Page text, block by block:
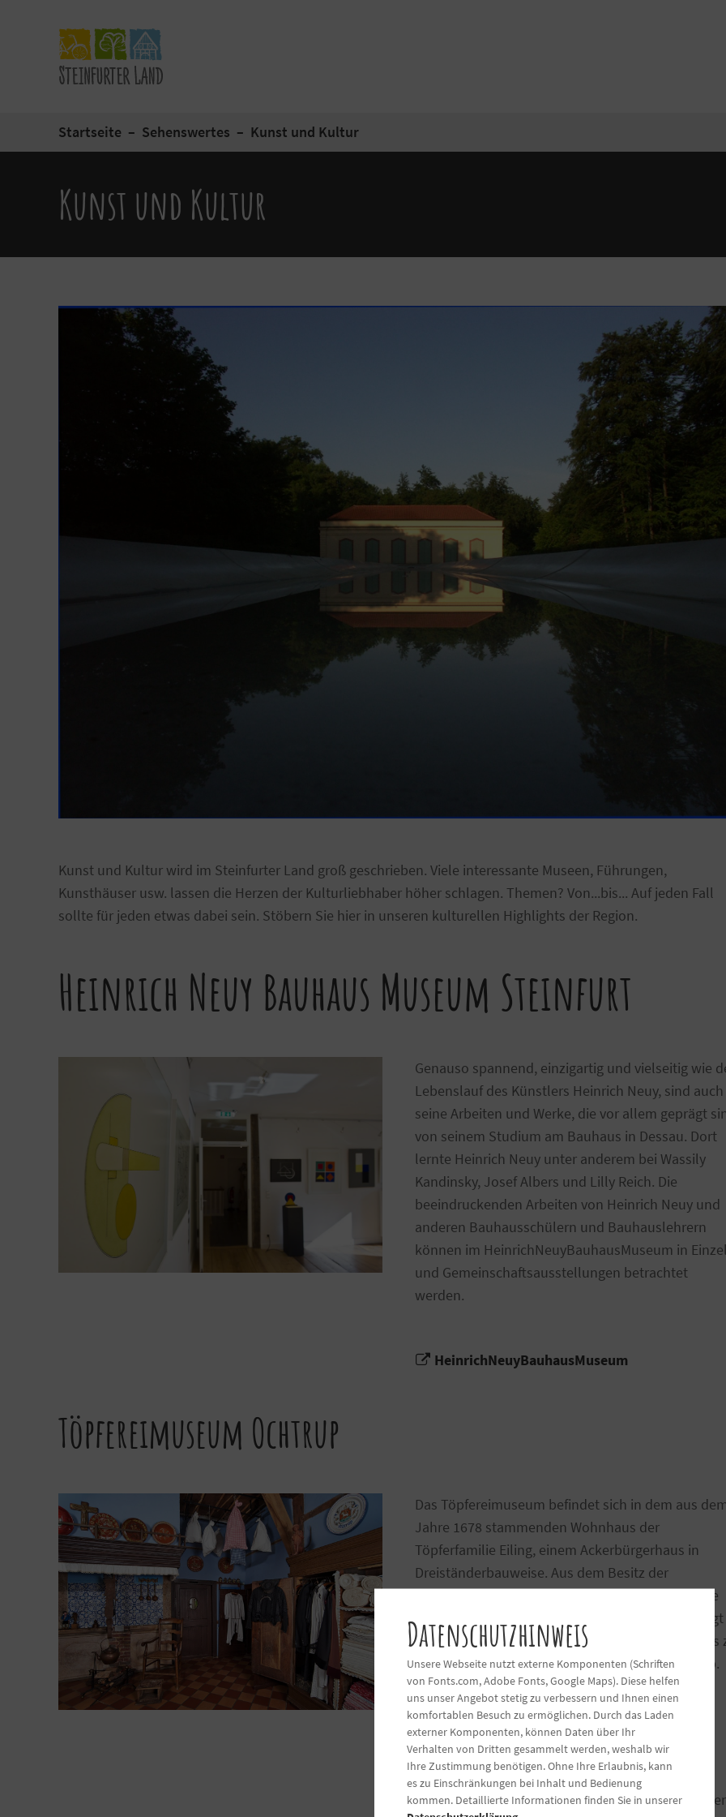
Startseite Sehenswertes Kunst und Kultur
Kunst und Kultur
Kunst und Kultur wird im Steinfurter Land groß geschrieben. Viele interessante Museen, Führungen,
Kunsthäuser usw. lassen die Herzen der Kulturliebhaber höher schlagen. Themen? Von...bis... Auf jeden Fall
sollte für jeden etwas dabei sein. Stöbern Sie hier in unseren kulturellen Highlights der Region.
Heinrich Neuy Bauhaus Museum Steinfurt
Genauso spannend, einzigartig und vielseitig wie
Lebenslauf des Künstlers Heinrich Neuy, sind auch
seine Arbeiten und Werke, die vor allem geprägt
von seinem Studium am Bauhaus in Dessau. Dort
lernte Heinrich Neuy unter anderem bei Wassily
Kandinsky, Josef Albers und Lilly Reich. Die
beeindruckenden Arbeiten von Heinrich Neuy und
anderen Bauhausschülern und Bauhauslehrern
können im HeinrichNeuyBauhausMuseum in
und Gemeinschaftsausstellungen betrachtet
werden.
HeinrichNeuyBauhausMuseum
Töpfereimuseum Ochtrup
Das Töpfereimuseum befindet sich in dem aus
Jahre 1678 stammenden Wohnhaus der
Töpferfamilie Eiling, einem Ackerbürgerhaus in
Dreiständerbauweise. Aus dem Besitz der
Töpferfamilie war Mobiliar aus der Zeit der Wende
vom 19. zum 20. Jahrhundert vorhanden und zeigt
die damalige Wohnsituation der Töpferfamilie. Bis
dieser Zeit produzierten 23 Töpfereien in Ochtrup.
Das Museum vermittelt einen interessanten
Überblick über das Schaffen der heimischen
Töpfereibetriebe in den vergangenen
Jahrhunderten. Regelmäßig finden im
Töpfereimuseum auch Sonderausstellungen
moderner Keramik als Kontrast zu den
Datenschutzhinweis
Unsere Webseite nutzt externe Komponenten (Schriften
von Fonts.com, Adobe Fonts, Google Maps). Diese helfen
uns unser Angebot stetig zu verbessern und Ihnen einen
komfortablen Besuch zu ermöglichen. Durch das Laden
externer Komponenten, können Daten über Ihr
Verhalten von Dritten gesammelt werden, weshalb wir
Ihre Zustimmung benötigen. Ohne Ihre Erlaubnis, kann
es zu Einschränkungen bei Inhalt und Bedienung
kommen. Detaillierte Informationen finden Sie in unserer